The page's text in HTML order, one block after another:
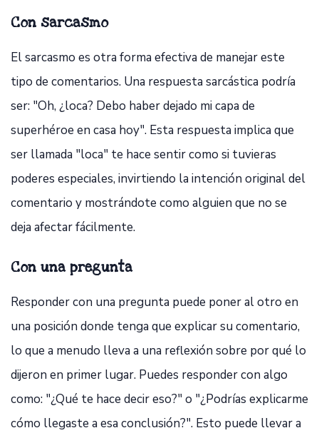
Con sarcasmo
El sarcasmo es otra forma efectiva de manejar este
tipo de comentarios. Una respuesta sarcástica podría
ser: "Oh, ¿loca? Debo haber dejado mi capa de
superhéroe en casa hoy". Esta respuesta implica que
ser llamada "loca" te hace sentir como si tuvieras
poderes especiales, invirtiendo la intención original del
comentario y mostrándote como alguien que no se
deja afectar fácilmente.
Con una pregunta
Responder con una pregunta puede poner al otro en
una posición donde tenga que explicar su comentario,
lo que a menudo lleva a una reflexión sobre por qué lo
dijeron en primer lugar. Puedes responder con algo
como: "¿Qué te hace decir eso?" o "¿Podrías explicarme
cómo llegaste a esa conclusión?". Esto puede llevar a